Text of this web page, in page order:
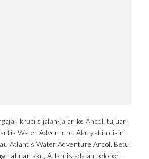
krucils jalan-jalan ke Ancol, tujuan
Water Adventure. Aku yakin disini
Atlantis Water Adventure Ancol. Betul
aku, Atlantis adalah pelopor...